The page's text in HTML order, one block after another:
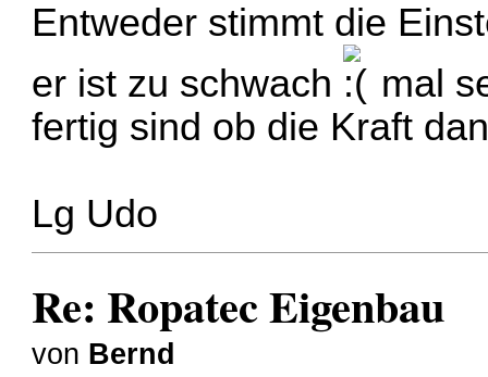
Entweder stimmt die
er ist zu schwach
mal
fertig sind ob die Kraft
Lg Udo
Re: Ropatec Eigenbau
von Bernd